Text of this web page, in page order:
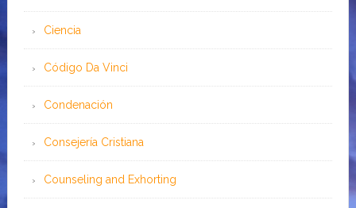
Ciencia
Código Da Vinci
Condenación
Consejería Cristiana
Counseling and Exhorting